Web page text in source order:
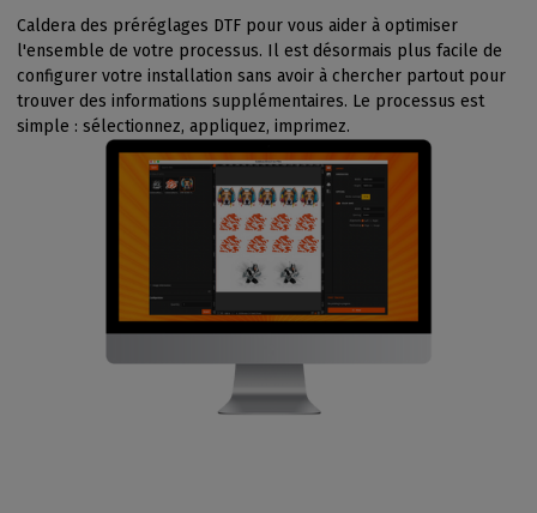
Caldera des préréglages DTF pour vous aider à optimiser
l'ensemble de votre processus. Il est désormais plus facile de
configurer votre installation sans avoir à chercher partout pour
trouver des informations supplémentaires. Le processus est
simple : sélectionnez, appliquez, imprimez.